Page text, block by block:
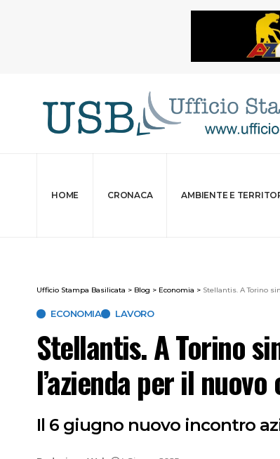
HOME CRONACA AMBIENTE E
Ufficio Stampa Basilicata > Blog > Economia > Stellantis. A Torino
ECONOMIA LAVORO
Stellantis. A Torino
l’azienda per il
Il 6 giugno nuovo incontro